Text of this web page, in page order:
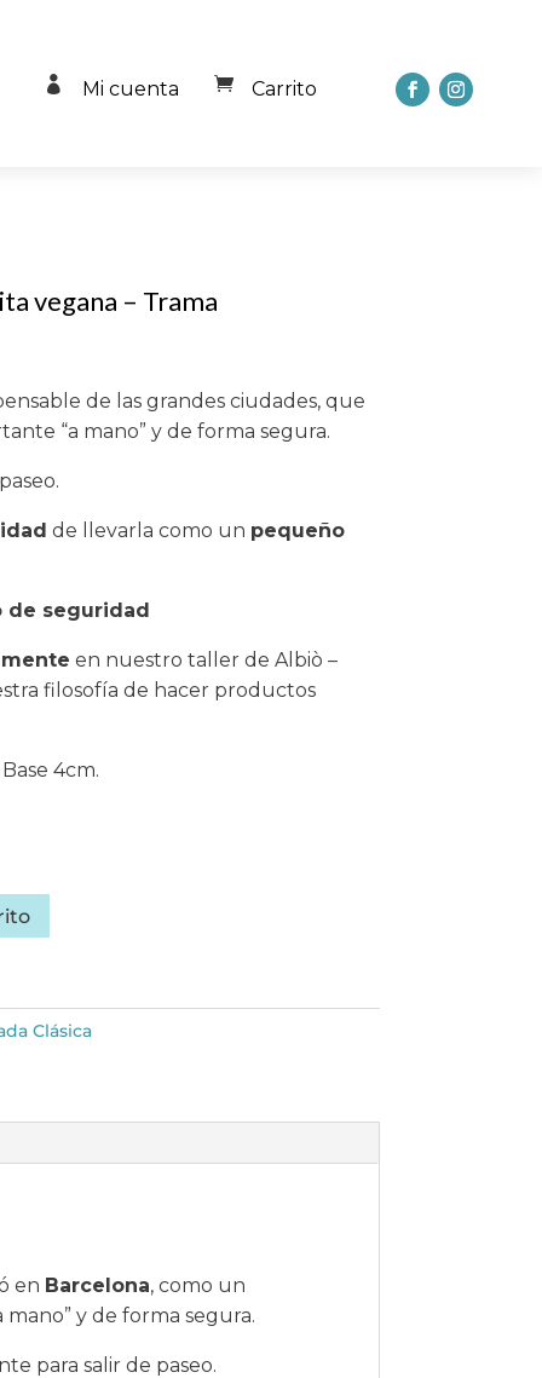
 Mi cuenta  Carrito
vegana – Trama
de las grandes ciudades, que
“a mano” y de forma segura.
de llevarla como un pequeño
de seguridad
en nuestro taller de Albiò –
filosofía de hacer productos
4cm.
Clásica
en Barcelona, como un
y de forma segura.
para salir de paseo.